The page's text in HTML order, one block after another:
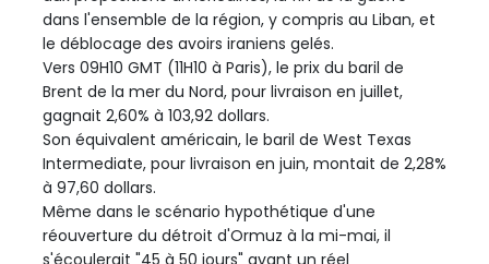
dans l'ensemble de la région, y compris au Liban, et
le déblocage des avoirs iraniens gelés.
Vers 09H10 GMT (11H10 à Paris), le prix du baril de
Brent de la mer du Nord, pour livraison en juillet,
gagnait 2,60% à 103,92 dollars.
Son équivalent américain, le baril de West Texas
Intermediate, pour livraison en juin, montait de 2,28%
à 97,60 dollars.
Même dans le scénario hypothétique d'une
réouverture du détroit d'Ormuz à la mi-mai, il
s'écoulerait "45 à 50 jours" avant un réel